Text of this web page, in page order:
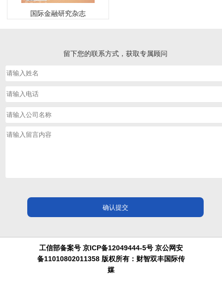
国际金融研究杂志
留下您的联系方式，获取专属顾问
工信部备案号 京ICP备12049444-5号 京公网安
备11010802011358 版权所有：财智双丰国际传
媒